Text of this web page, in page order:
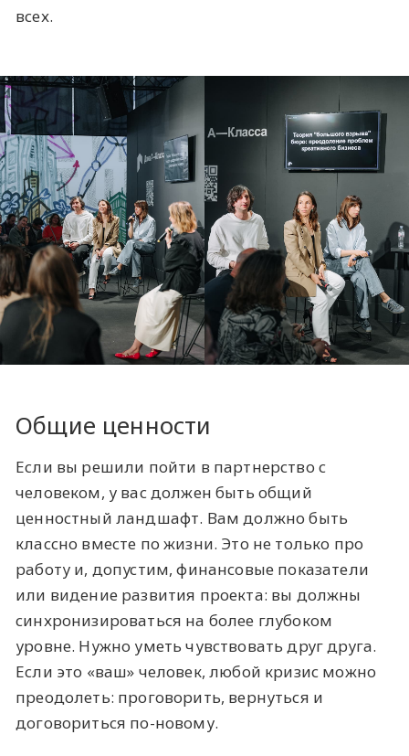
всех.
Общие ценности
Если вы решили пойти в партнерство с
человеком, у вас должен быть общий
ценностный ландшафт. Вам должно быть
классно вместе по жизни. Это не только про
работу и, допустим, финансовые показатели
или видение развития проекта: вы должны
синхронизироваться на более глубоком
уровне. Нужно уметь чувствовать друг друга.
Если это «ваш» человек, любой кризис можно
преодолеть: проговорить, вернуться и
договориться по-новому.